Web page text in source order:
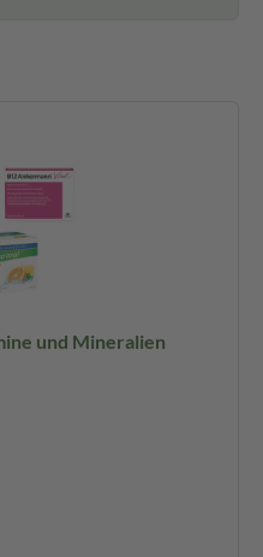
und Mineralien